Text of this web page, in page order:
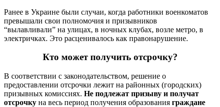
Ранее в Украине были случаи, когда работники военкоматов
превышали свои полномочия и призывников
“вылавливали” на улицах, в ночных клубах, возле метро, в
электричках. Это расценивалось как правонарушение.
Кто может получить отсрочку?
В соответствии с законодательством, решение о
предоставлении отсрочки лежит на районных (городских)
призывных комиссиях. Не подлежат призыву и получат
отсрочку на весь период получения образования граждане